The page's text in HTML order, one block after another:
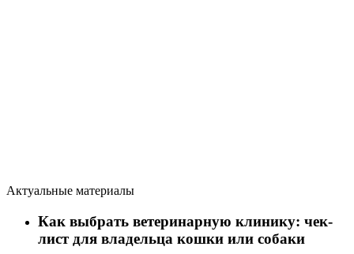
Актуальные материалы
Как выбрать ветеринарную клинику: чек-
лист для владельца кошки или собаки